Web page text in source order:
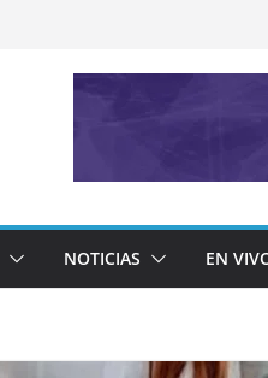
NOTICIAS EN